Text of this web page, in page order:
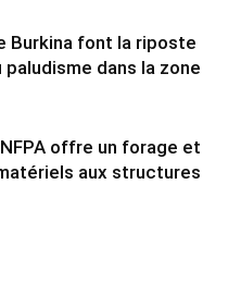
Burkina font la riposte
paludisme dans la zone
offre un forage et
aux structures